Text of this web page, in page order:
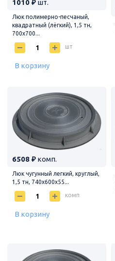
1010 ₽ шт.
Люк полимерно-песчаный,
квадратный (лёгкий), 1,5 тн,
700х700...
шт
В корзину
6508 ₽ комп.
Люк чугунный легкий, круглый,
1,5 тн, 740х600х55...
комп
В корзину